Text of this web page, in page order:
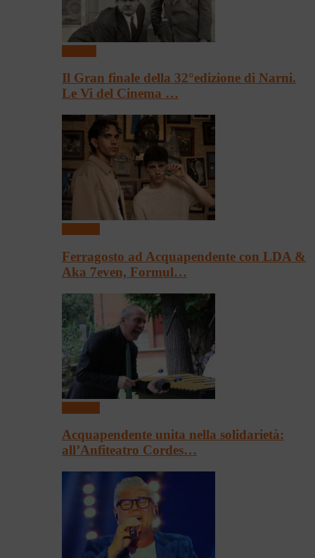
Il Gran finale della 32°edizione di Narni.
Le Vi del Cinema …
Ferragosto ad Acquapendente con LDA &
Aka 7even, Formul…
Acquapendente unita nella solidarietà:
all’Anfiteatro Cordes…